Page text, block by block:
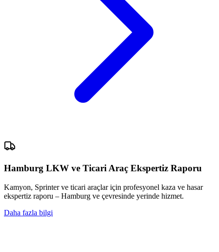
Hamburg LKW ve Ticari Araç Ekspertiz Raporu
Kamyon, Sprinter ve ticari araçlar için profesyonel kaza ve hasar
ekspertiz raporu – Hamburg ve çevresinde yerinde hizmet.
Daha fazla bilgi